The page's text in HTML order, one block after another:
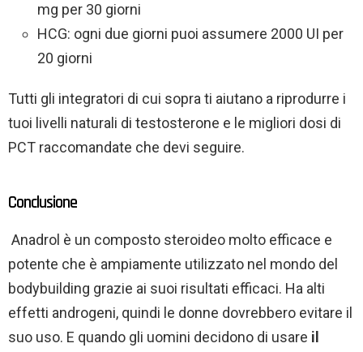
mg per 30 giorni
HCG: ogni due giorni puoi assumere 2000 UI per
20 giorni
Tutti gli integratori di cui sopra ti aiutano a riprodurre i
tuoi livelli naturali di testosterone e le migliori dosi di
PCT raccomandate che devi seguire.
Conclusione
Anadrol è un composto steroideo molto efficace e
potente che è ampiamente utilizzato nel mondo del
bodybuilding grazie ai suoi risultati efficaci. Ha alti
effetti androgeni, quindi le donne dovrebbero evitare il
suo uso. E quando gli uomini decidono di usare il